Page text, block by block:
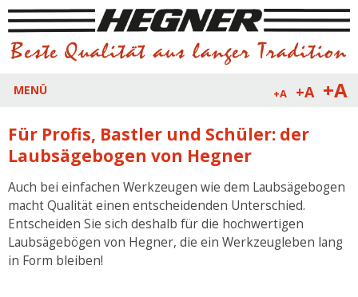
+A +A +A
MENÜ
Für Profis, Bastler und Schüler: der
Laubsägebogen von Hegner
Auch bei einfachen Werkzeugen wie dem Laubsägebogen
macht Qualität einen entscheidenden Unterschied.
Entscheiden Sie sich deshalb für die hochwertigen
Laubsägebögen von Hegner, die ein Werkzeugleben lang
in Form bleiben!